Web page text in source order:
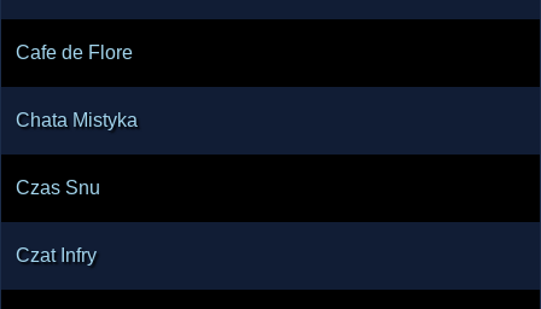
Cafe de Flore
Chata Mistyka
Czas Snu
Czat Infry